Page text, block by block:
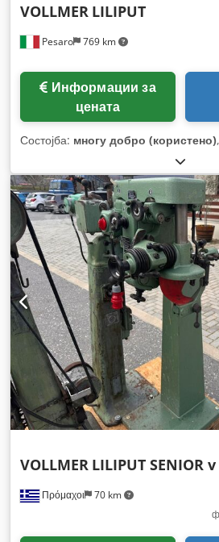
Pesaro 769 km
VOLLMER LILIPUT
цената
Состојба: многу добро (користено),
Πρόμαχοι 70 km
VOLLMER LILIPUT SENIOR v